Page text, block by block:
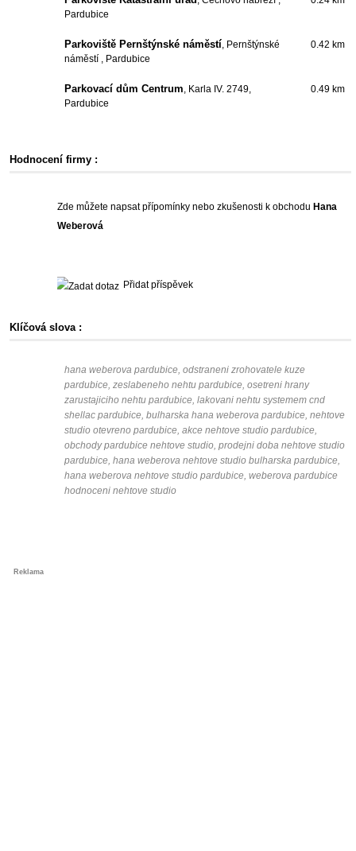
Pardubice
Parkoviště Pernštýnské náměstí, Pernštýnské
náměstí , Pardubice
0.42 km
Parkovací dům Centrum, Karla IV. 2749,
Pardubice
0.49 km
Hodnocení firmy :
Zde můžete napsat přípomínky nebo zkušenosti k obchodu Hana
Weberová
Přidat příspěvek
Klíčová slova :
hana weberova pardubice, odstraneni zrohovatele kuze
pardubice, zeslabeneho nehtu pardubice, osetreni hrany
zarustajiciho nehtu pardubice, lakovani nehtu systemem cnd
shellac pardubice, bulharska hana weberova pardubice, nehtove
studio otevreno pardubice, akce nehtove studio pardubice,
obchody pardubice nehtove studio, prodejni doba nehtove studio
pardubice, hana weberova nehtove studio bulharska pardubice,
hana weberova nehtove studio pardubice, weberova pardubice
hodnoceni nehtove studio
Reklama